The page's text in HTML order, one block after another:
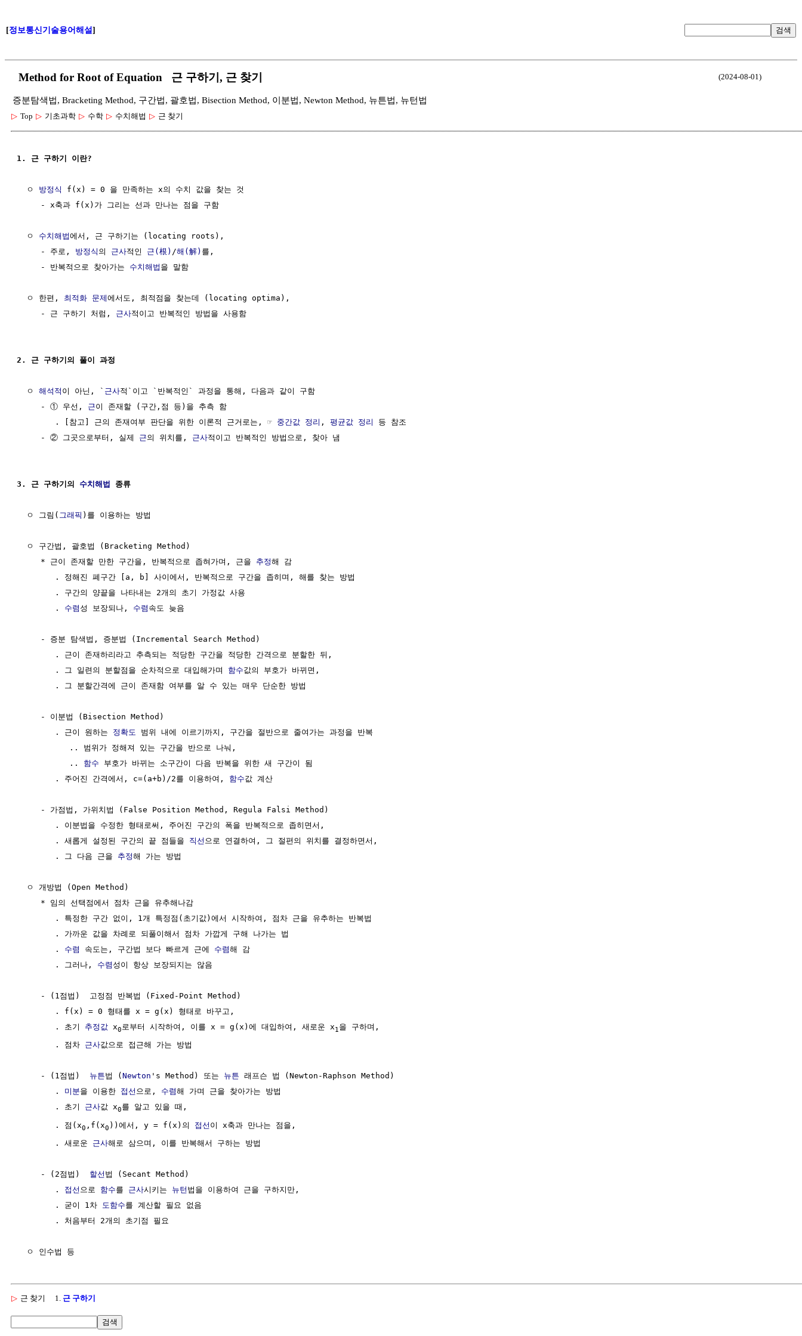
[정보통신기술용어해설] 검색
Method for Root of Equation 근 구하기, 근 찾기 (2024-08-01)
증분탐색법, Bracketing Method, 구간법, 괄호법, Bisection Method, 이분법, Newton Method, 뉴튼법, 뉴턴법
▷ Top ▷ 기초과학 ▷ 수학 ▷ 수치해법 ▷ 근 찾기
1. 근 구하기 이란?
  ㅇ
방정식
f(x) = 0 을 만족하는 x의 수치 값을 찾는 것
     - x축과 f(x)가 그리는 선과 만나는 점을 구함
  ㅇ
수치해법에서, 근 구하기는 (locating roots),
     - 주로,
방정식 의 근사적인 근(根) /해(解) 를,
     - 반복적으로 찾아가는
수치해법 을 말함
  ㅇ 한편,
최적화 문제에서도, 최적점을 찾는데 (locating optima),
     - 근 구하기 처럼,
근사적이고 반복적인 방법을 사용함
2. 근 구하기의 풀이 과정
  ㅇ
해석적 이 아닌, ` 근사적`이고 `반복적인` 과정을 통해, 다음과 같이 구함
     - ① 우선,
근이 존재할 (구간,점 등)을 추측 함
        . [참고] 근의 존재여부 판단을 위한 이론적 근거로는, ☞
중간값 정리 , 평균값 정리
등 참조
     - ② 그곳으로부터, 실제
근의 위치를, 근사적이고 반복적인 방법으로, 찾아 냄
3. 근 구하기의 수치해법 종류
  ㅇ 그림(
그래픽 )를 이용하는 방법
  ㅇ 구간법, 괄호법 (Bracketing Method)
     * 근이 존재할 만한 구간을, 반복적으로 좁혀가며, 근을
추정해 감
        . 정해진 폐구간 [a, b] 사이에서, 반복적으로 구간을 좁히며, 해를 찾는 방법
        . 구간의 양끝을 나타내는 2개의 초기 가정값 사용
        .
수렴 성 보장되나, 수렴 속도 늦음
     - 증분 탐색법, 증분법 (Incremental Search Method)
        . 근이 존재하리라고 추측되는 적당한 구간을 적당한 간격으로 분할한 뒤,
        . 그 일련의 분할점을 순차적으로 대입해가며
함수값의 부호가 바뀌면,
        . 그 분할간격에 근이 존재함 여부를 알 수 있는 매우 단순한 방법
     - 이분법 (Bisection Method)
        . 근이 원하는
정확도
범위 내에 이르기까지, 구간을 절반으로 줄여가는 과정을 반복
           .. 범위가 정해져 있는 구간을 반으로 나눠,
           ..
함수 부호가 바뀌는 소구간이 다음 반복을 위한 새 구간이 됨
        . 주어진 간격에서, c=(a+b)/2를 이용하여,
함수값 계산
     - 가점법, 가위치법 (False Position Method, Regula Falsi Method)
        . 이분법을 수정한 형태로써, 주어진 구간의 폭을 반복적으로 좁히면서,
        . 새롭게 설정된 구간의 끝 점들을
직선 으로 연결하여, 그 절편의 위치를 결정하면서,
        . 그 다음 근을
추정해 가는 방법
  ㅇ 개방법 (Open Method)
     * 임의 선택점에서 점차 근을 유추해나감
        . 특정한 구간 없이, 1개 특정점(초기값)에서 시작하여, 점차 근을 유추하는 반복법
        . 가까운 값을 차례로 되풀이해서 점차 가깝게 구해 나가는 법
        .
수렴 속도는, 구간법 보다 빠르게 근에 수렴해 감
        . 그러나,
수렴 성이 항상 보장되지는 않음
     - (1점법)  고정점 반복법 (Fixed-Point Method)
        . f(x) = 0 형태를 x = g(x) 형태로 바꾸고,
        . 초기
추정값 x0 로부터 시작하여, 이를 x = g(x)에 대입하여, 새로운 x1 을 구하며,
        . 점차
근사값으로 접근해 가는 방법
     - (1점법)
뉴튼법 ( Newton 's Method) 또는 뉴튼 래프슨 법 (Newton-Raphson Method)
        .
미분을 이용한 접선 으로, 수렴해 가며 근을 찾아가는 방법
        . 초기
근사값 x0를 알고 있을 때,
        . 점(x
0 ,f(x0 ))에서, y = f(x)의 접선 이 x축과 만나는 점을,
        . 새로운
근사해로 삼으며, 이를 반복해서 구하는 방법
     - (2점법)
할선 법 (Secant Method)
        .
접선 으로 함수를 근사시키는 뉴턴 법을 이용하여 근을 구하지만,
        . 굳이 1차
도함수를 계산할 필요 없음
        . 처음부터 2개의 초기점 필요
▷ 근 찾기 1. 근 구하기
검색